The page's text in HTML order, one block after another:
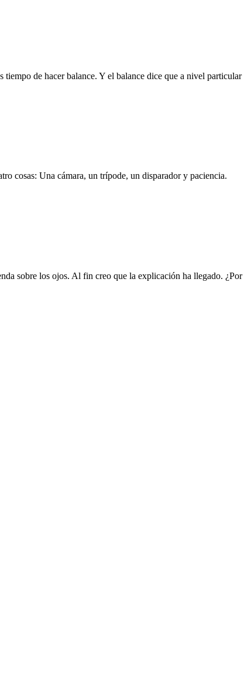
de hacer balance. Y el balance dice que a nivel particular
Una cámara, un trípode, un disparador y paciencia.
sobre los ojos. Al fin creo que la explicación ha llegado. ¿Por